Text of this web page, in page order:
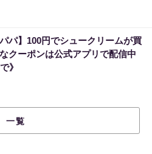
パパ】100円でシュークリームが買
クーポンは公式アプリで配信中
》
一覧